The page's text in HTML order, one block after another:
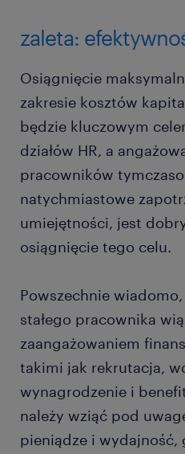
zaleta:
Osiągnięcie
zakresie kosztów
będzie kluczowym
działów HR, a
pracowników
natychmiastowe
umiejętności, jest
osiągnięcie tego celu.
Powszechnie
stałego pracownika
zaangażowaniem
takimi jak rekrutacja,
wynagrodzenie i
należy wziąć pod
pieniądze i wydajność,